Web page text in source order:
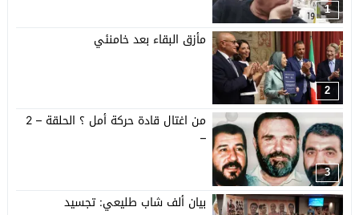
1
2
مأزق البقاء بعد خامنئي
3
من اغتال قادة حركة أمل ؟ الحلقة – 2
–
بيان ألف شاب طليعي: تجسيد